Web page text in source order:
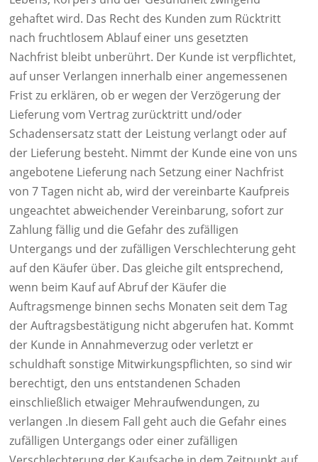
gehaftet wird. Das Recht des Kunden zum Rücktritt
nach fruchtlosem Ablauf einer uns gesetzten
Nachfrist bleibt unberührt. Der Kunde ist verpflichtet,
auf unser Verlangen innerhalb einer angemessenen
Frist zu erklären, ob er wegen der Verzögerung der
Lieferung vom Vertrag zurücktritt und/oder
Schadensersatz statt der Leistung verlangt oder auf
der Lieferung besteht. Nimmt der Kunde eine von uns
angebotene Lieferung nach Setzung einer Nachfrist
von 7 Tagen nicht ab, wird der vereinbarte Kaufpreis
ungeachtet abweichender Vereinbarung, sofort zur
Zahlung fällig und die Gefahr des zufälligen
Untergangs und der zufälligen Verschlechterung geht
auf den Käufer über. Das gleiche gilt entsprechend,
wenn beim Kauf auf Abruf der Käufer die
Auftragsmenge binnen sechs Monaten seit dem Tag
der Auftragsbestätigung nicht abgerufen hat. Kommt
der Kunde in Annahmeverzug oder verletzt er
schuldhaft sonstige Mitwirkungspflichten, so sind wir
berechtigt, den uns entstandenen Schaden
einschließlich etwaiger Mehraufwendungen, zu
verlangen .In diesem Fall geht auch die Gefahr eines
zufälligen Untergangs oder einer zufälligen